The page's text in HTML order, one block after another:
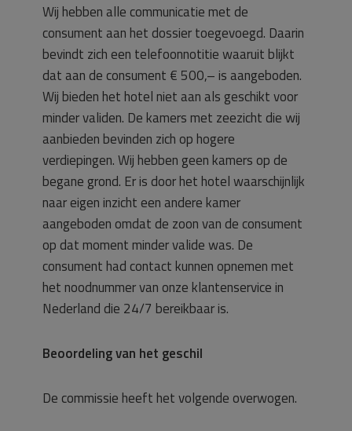
Wij hebben alle communicatie met de
consument aan het dossier toegevoegd. Daarin
bevindt zich een telefoonnotitie waaruit blijkt
dat aan de consument € 500,– is aangeboden.
Wij bieden het hotel niet aan als geschikt voor
minder validen. De kamers met zeezicht die wij
aanbieden bevinden zich op hogere
verdiepingen. Wij hebben geen kamers op de
begane grond. Er is door het hotel waarschijnlijk
naar eigen inzicht een andere kamer
aangeboden omdat de zoon van de consument
op dat moment minder valide was. De
consument had contact kunnen opnemen met
het noodnummer van onze klantenservice in
Nederland die 24/7 bereikbaar is.
Beoordeling van het geschil
De commissie heeft het volgende overwogen.